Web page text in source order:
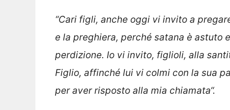
“Cari figli, anche oggi vi invito a
e la preghiera, perché satana è astuto
perdizione. Io vi invito, figlioli, alla
Figlio, affinché lui vi colmi con la sua
per aver risposto alla mia chiamata“.